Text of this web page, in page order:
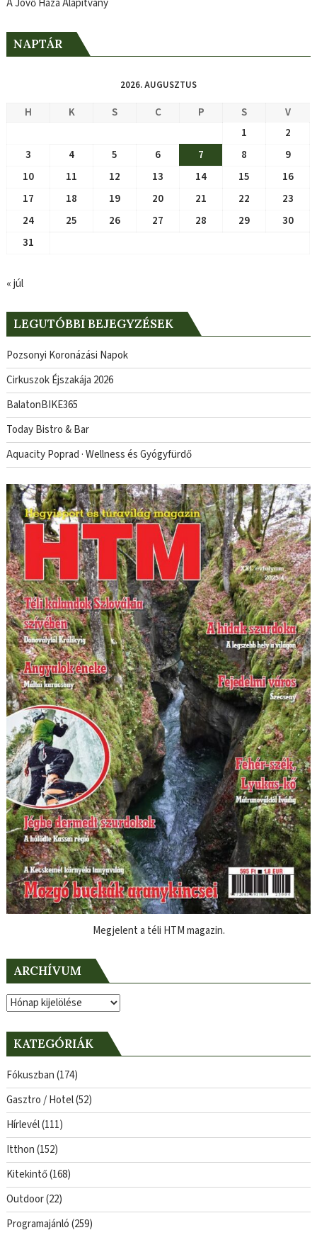
A Jövő Háza Alapítvány
NAPTÁR
2026. AUGUSZTUS
H K S C P S
V
1
2
3
4 5 6 7 8
9
10
11 12 13 14 15
16
17
18 19 20 21 22
23
24
25 26 27 28 29
30
31
« júl
LEGUTÓBBI BEJEGYZÉSEK
Pozsonyi Koronázási Napok
Cirkuszok Éjszakája 2026
BalatonBIKE365
Today Bistro & Bar
Aquacity Poprad · Wellness és Gyógyfürdő
Megjelent a téli HTM magazin.
ARCHÍVUM
Archívum
KATEGÓRIÁK
Fókuszban(174)
Gasztro / Hotel(52)
Hírlevél(111)
Itthon(152)
Kitekintő(168)
Outdoor(22)
Programajánló(259)